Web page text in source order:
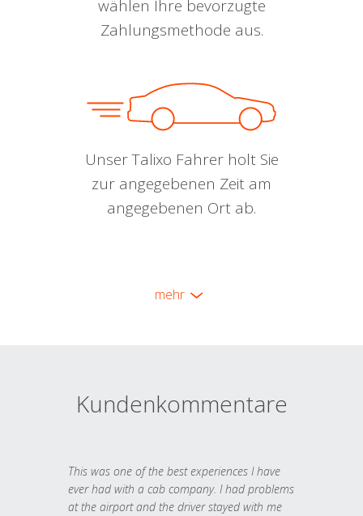
wählen Ihre bevorzugte
Zahlungsmethode aus.
Unser Talixo Fahrer holt Sie
zur angegebenen Zeit am
angegebenen Ort ab.
mehr
Kundenkommentare
This was one of the best experiences I have
ever had with a cab company. I had problems
at the airport and the driver stayed with me